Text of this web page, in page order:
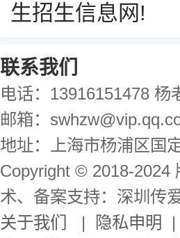
生招生信息网!
联系我们
电话：13916151478 杨
邮箱：
地址：上海市杨浦区国
Copyright © 2018-2024
术、备案支持：深圳传
关于我们
| 隐私申明 |